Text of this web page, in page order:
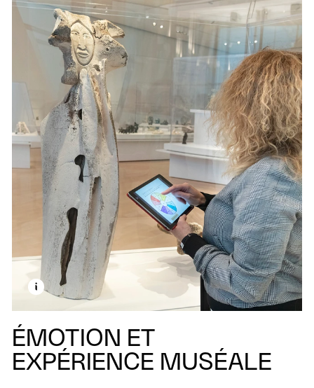
ÉMOTION ET
EXPÉRIENCE MUSÉALE
EN SAVOIR PLUS SUR CETTE IMAGE
OUVRIR LA MODALE